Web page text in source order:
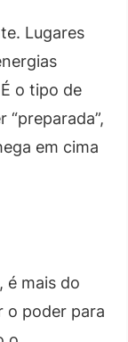
Lugares
o tipo de
“preparada”,
em cima
é mais do
o poder para